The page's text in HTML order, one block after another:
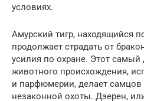
условиях.
Амурский тигр, находящийся
продолжает страдать от
усилия по охране. Этот самый
животного происхождения,
и парфюмерии, делает самцов
незаконной охоты. Дзерен,